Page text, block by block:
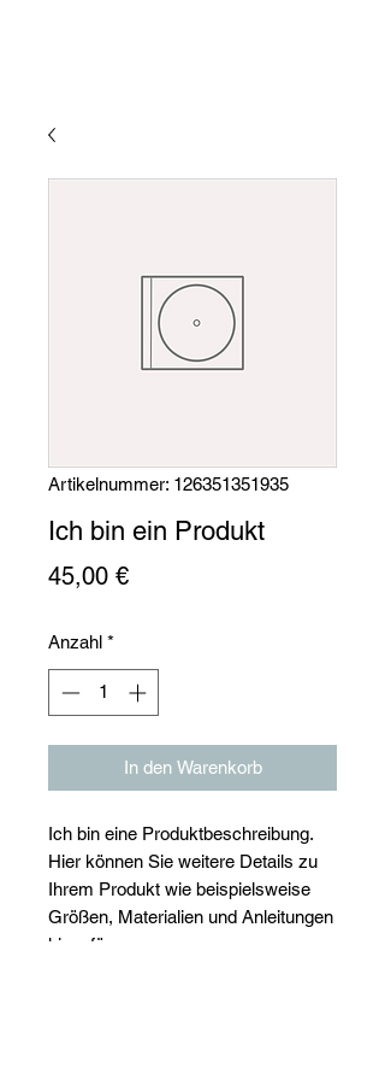
Artikelnummer: 126351351935
Ich bin ein Produkt
45,00 €Preis
Anzahl *
In den Warenkorb
Ich bin eine Produktbeschreibung.
Hier können Sie weitere Details zu
Ihrem Produkt wie beispielsweise
Größen, Materialien und Anleitungen
hinzufügen.